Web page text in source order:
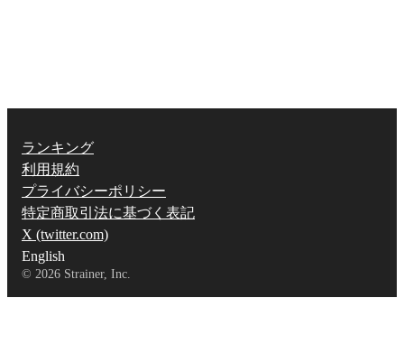
ランキング
利用規約
プライバシーポリシー
特定商取引法に基づく表記
X (twitter.com)
English
© 2026 Strainer, Inc.